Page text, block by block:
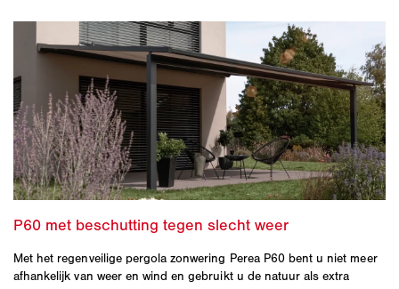
Met het regenveilige pergola zonwering Perea P60 bent u niet meer
afhankelijk van weer en wind en gebruikt u de natuur als extra